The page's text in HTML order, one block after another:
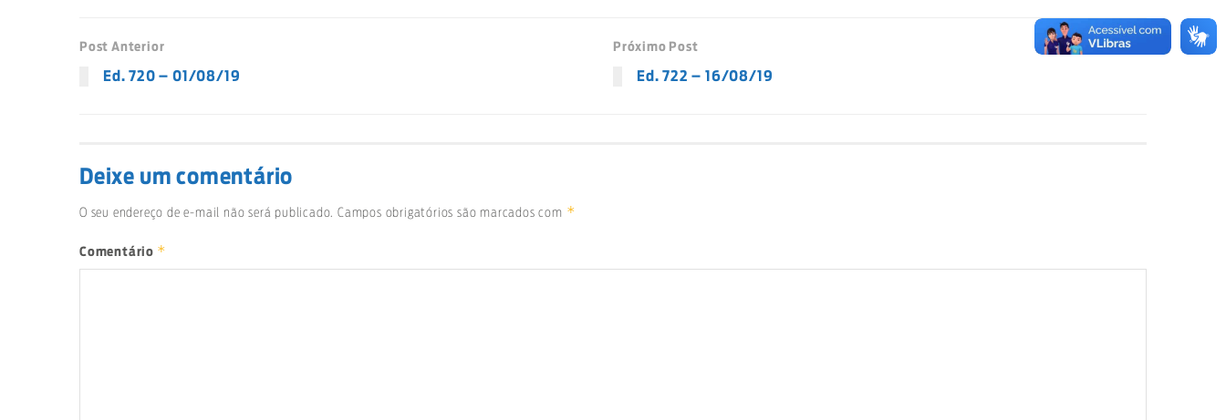
Post Anterior
Ed. 720 – 01/08/19
Próximo Post
Ed. 722 – 16/08/19
Deixe um comentário
O seu endereço de e-mail não será publicado. Campos obrigatórios são marcados com *
Comentário *